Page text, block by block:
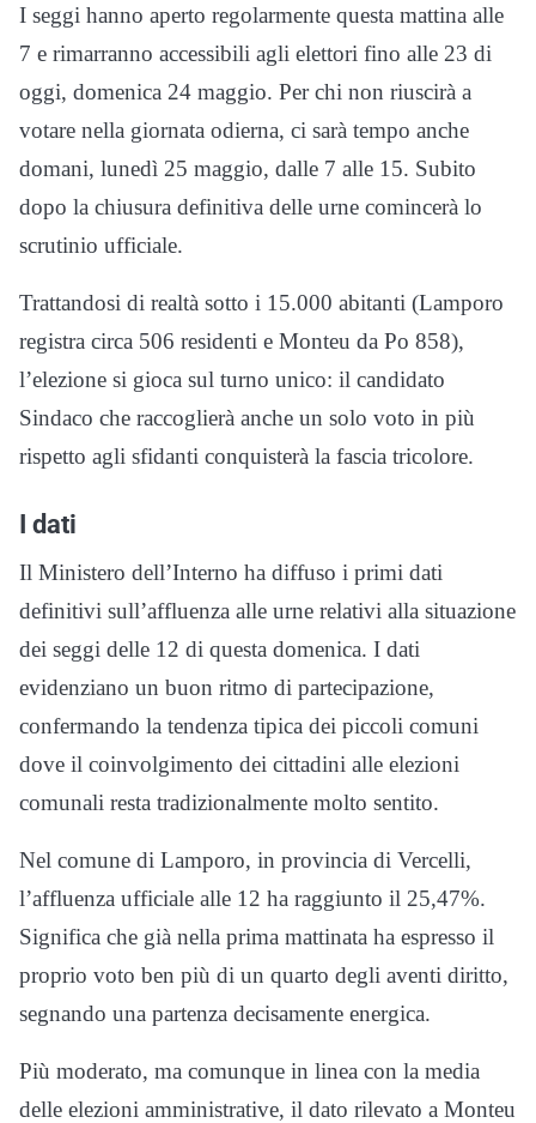
I seggi hanno aperto regolarmente questa mattina alle
7 e rimarranno accessibili agli elettori fino alle 23 di
oggi, domenica 24 maggio. Per chi non riuscirà a
votare nella giornata odierna, ci sarà tempo anche
domani, lunedì 25 maggio, dalle 7 alle 15. Subito
dopo la chiusura definitiva delle urne comincerà lo
scrutinio ufficiale.
Trattandosi di realtà sotto i 15.000 abitanti (Lamporo
registra circa 506 residenti e Monteu da Po 858),
l’elezione si gioca sul turno unico: il candidato
Sindaco che raccoglierà anche un solo voto in più
rispetto agli sfidanti conquisterà la fascia tricolore.
I dati
Il Ministero dell’Interno ha diffuso i primi dati
definitivi sull’affluenza alle urne relativi alla situazione
dei seggi delle 12 di questa domenica. I dati
evidenziano un buon ritmo di partecipazione,
confermando la tendenza tipica dei piccoli comuni
dove il coinvolgimento dei cittadini alle elezioni
comunali resta tradizionalmente molto sentito.
Nel comune di Lamporo, in provincia di Vercelli,
l’affluenza ufficiale alle 12 ha raggiunto il 25,47%.
Significa che già nella prima mattinata ha espresso il
proprio voto ben più di un quarto degli aventi diritto,
segnando una partenza decisamente energica.
Più moderato, ma comunque in linea con la media
delle elezioni amministrative, il dato rilevato a Monteu